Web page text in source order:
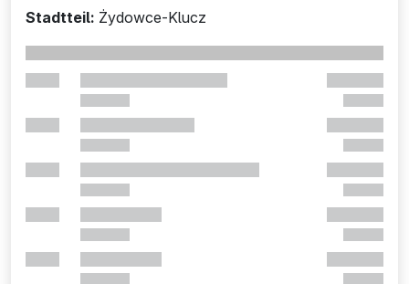
Stadtteil: Żydowce-Klucz